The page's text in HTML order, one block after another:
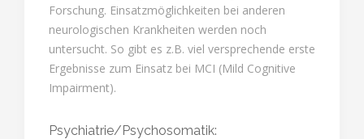
Forschung. Einsatzmöglichkeiten bei anderen
neurologischen Krankheiten werden noch
untersucht. So gibt es z.B. viel versprechende erste
Ergebnisse zum Einsatz bei MCI (Mild Cognitive
Impairment).
Psychiatrie/Psychosomatik: